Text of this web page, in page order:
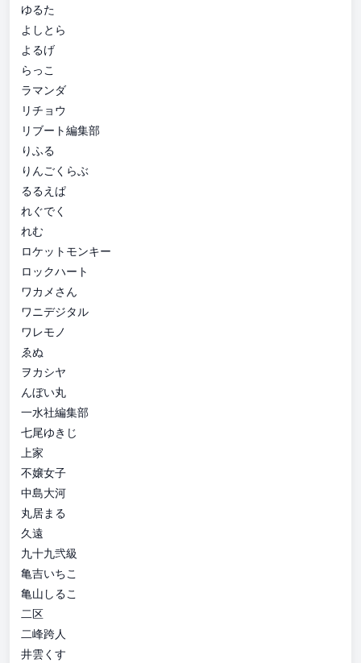
ゆるた
よしとら
よるげ
らっこ
ラマンダ
リチョウ
リブート編集部
りふる
りんごくらぶ
るるえぱ
れぐでく
れむ
ロケットモンキー
ロックハート
ワカメさん
ワニデジタル
ワレモノ
ゑぬ
ヲカシヤ
んぼい丸
一水社編集部
七尾ゆきじ
上家
不嬢女子
中島大河
丸居まる
久遠
九十九弐級
亀吉いちこ
亀山しるこ
二区
二峰跨人
井雲くす